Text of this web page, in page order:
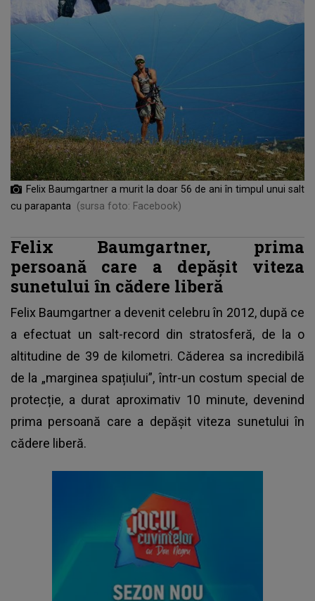
Felix Baumgartner a murit la doar 56 de ani în timpul unui salt
cu parapanta
(sursa foto: Facebook)
Felix Baumgartner, prima
persoană care a depășit viteza
sunetului în cădere liberă
Felix Baumgartner a devenit celebru în 2012, după ce
a efectuat un salt-record din stratosferă, de la o
altitudine de 39 de kilometri. Căderea sa incredibilă
de la „marginea spațiului”, într-un costum special de
protecție, a durat aproximativ 10 minute, devenind
prima persoană care a depășit viteza sunetului în
cădere liberă.